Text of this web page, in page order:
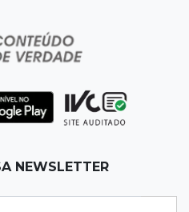
roubo de carro e
por 2 a 0 e sobe
NEWSLETTER